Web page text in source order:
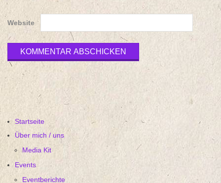
Website
Startseite
Über mich / uns
Media Kit
Events
Eventberichte